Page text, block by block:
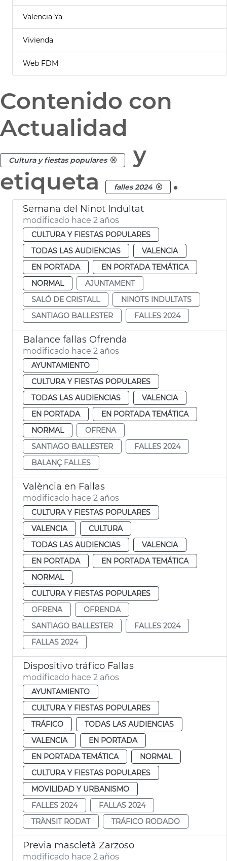
Valencia Ya
Vivienda
Web FDM
Contenido con
Actualidad
Cultura y fiestas populares
y
etiqueta
falles 2024 .
Semana del Ninot Indultat
modificado hace 2 años
CULTURA Y FIESTAS POPULARES
TODAS LAS AUDIENCIAS
VALENCIA
EN PORTADA
EN PORTADA TEMÁTICA
NORMAL
AJUNTAMENT
SALÓ DE CRISTALL
NINOTS INDULTATS
SANTIAGO BALLESTER
FALLES 2024
Balance fallas Ofrenda
modificado hace 2 años
AYUNTAMIENTO
CULTURA Y FIESTAS POPULARES
TODAS LAS AUDIENCIAS
VALENCIA
EN PORTADA
EN PORTADA TEMÁTICA
NORMAL
OFRENA
SANTIAGO BALLESTER
FALLES 2024
BALANÇ FALLES
València en Fallas
modificado hace 2 años
CULTURA Y FIESTAS POPULARES
VALENCIA
CULTURA
TODAS LAS AUDIENCIAS
VALENCIA
EN PORTADA
EN PORTADA TEMÁTICA
NORMAL
CULTURA Y FIESTAS POPULARES
OFRENA
OFRENDA
SANTIAGO BALLESTER
FALLES 2024
FALLAS 2024
Dispositivo tráfico Fallas
modificado hace 2 años
AYUNTAMIENTO
CULTURA Y FIESTAS POPULARES
TRÁFICO
TODAS LAS AUDIENCIAS
VALENCIA
EN PORTADA
EN PORTADA TEMÁTICA
NORMAL
CULTURA Y FIESTAS POPULARES
MOVILIDAD Y URBANISMO
FALLES 2024
FALLAS 2024
TRÀNSIT RODAT
TRÁFICO RODADO
Previa mascletà Zarzoso
modificado hace 2 años